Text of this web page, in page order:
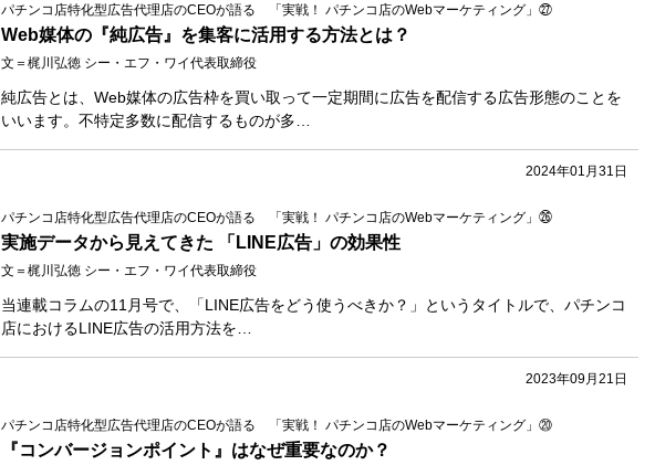
パチンコ店特化型広告代理店のCEOが語る 「実戦！ パチンコ店のWebマーケティング」㉗
Web媒体の『純広告』を集客に活用する方法とは？
文＝梶川弘徳 シー・エフ・ワイ代表取締役
純広告とは、Web媒体の広告枠を買い取って一定期間に広告を配信する広告形態のことを
いいます。不特定多数に配信するものが多…
2024年01月31日
パチンコ店特化型広告代理店のCEOが語る 「実戦！ パチンコ店のWebマーケティング」㉖
実施データから見えてきた 「LINE広告」の効果性
文＝梶川弘徳 シー・エフ・ワイ代表取締役
当連載コラムの11月号で、「LINE広告をどう使うべきか？」というタイトルで、パチンコ
店におけるLINE広告の活用方法を…
2023年09月21日
パチンコ店特化型広告代理店のCEOが語る 「実戦！ パチンコ店のWebマーケティング」⑳
『コンバージョンポイント』はなぜ重要なのか？